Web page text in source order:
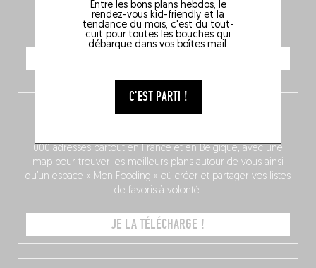
Entre les bons plans hebdos, le
rendez-vous kid-friendly et la
tendance du mois, c'est du tout-
cuit pour toutes les bouches qui
débarque dans vos boîtes mail.
C'EST PARTI !
L’app Fooding
000 adresses partout en France et en Belgique, avec une
map pour trouver les meilleurs plans autour de vous ainsi
qu’un espace « Mon Fooding » où créer et partager vos listes
de favoris à volonté.
JE LA TÉLÉCHARGE !